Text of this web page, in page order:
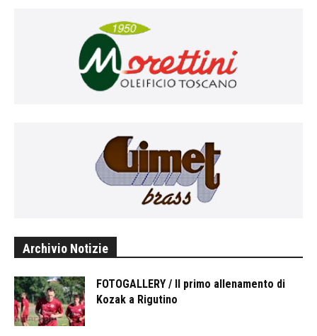
Archivio Notizie
FOTOGALLERY / Il primo allenamento di
Kozak a Rigutino